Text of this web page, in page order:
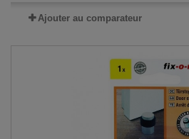
Ajouter au comparateur